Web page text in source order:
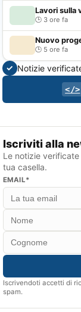
Lavori sulla
3 ore fa
Nuovo
5 ore fa
✓ Notizie
</>
Iscriviti alla
Le notizie
tua casella.
EMAIL*
Iscrivendoti accetti di
spam.